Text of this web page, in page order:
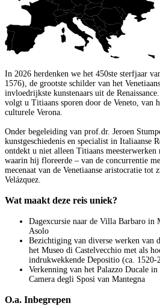
In 2026 herdenken we het 450ste sterfjaar
1576), de grootste schilder van het
invloedrijkste kunstenaars uit de
volgt u Titiaans sporen door de Veneto, van
culturele Verona.
Onder begeleiding van prof.dr. Jeroen
kunstgeschiedenis en specialist in Italiaanse
ontdekt u niet alleen Titiaans
waarin hij floreerde – van de concurrentie
mecenaat van de Venetiaanse aristocratie tot
Velázquez.
Wat maakt deze reis uniek?
Dagexcursie naar de Villa Barbaro in
Asolo
Bezichtiging van diverse werken van
het Museo di Castelvecchio met als
indrukwekkende Depositio (ca. 1520-
Verkenning van het Palazzo Ducale
Camera degli Sposi van Mantegna
O.a. Inbegrepen